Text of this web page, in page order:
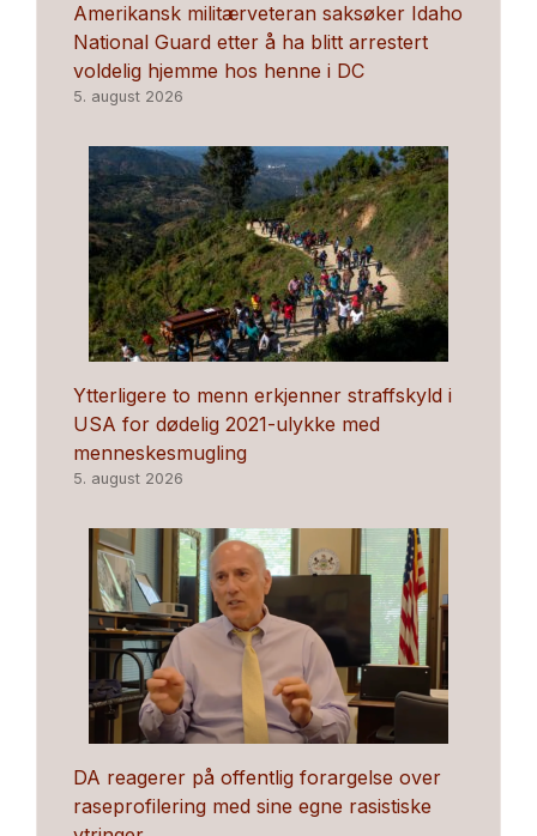
Amerikansk militærveteran saksøker Idaho
National Guard etter å ha blitt arrestert
voldelig hjemme hos henne i DC
5. august 2026
Ytterligere to menn erkjenner straffskyld i
USA for dødelig 2021-ulykke med
menneskesmugling
5. august 2026
DA reagerer på offentlig forargelse over
raseprofilering med sine egne rasistiske